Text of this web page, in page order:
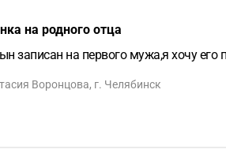
на родного отца
записан на первого мужа,я хочу его
Воронцова, г. Челябинск